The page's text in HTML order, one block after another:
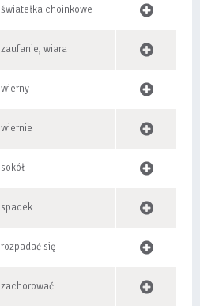
światełka choinkowe
zaufanie, wiara
wierny
wiernie
sokół
spadek
rozpadać się
zachorować